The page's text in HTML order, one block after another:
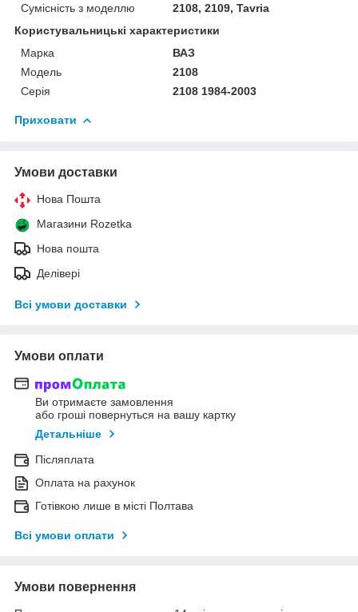
Сумісність з моделлю
2108, 2109, Tavria
Користувальницькі характеристики
Марка
ВАЗ
Модель
2108
Серія
2108 1984-2003
Приховати
Умови доставки
Нова Пошта
Магазини Rozetka
Нова пошта
Делівері
Всі умови доставки
Умови оплати
Ви отримаєте замовлення
або гроші повернуться на вашу картку
Детальніше
Післяплата
Оплата на рахунок
Готівкою лише в місті Полтава
Всі умови оплати
Умови повернення